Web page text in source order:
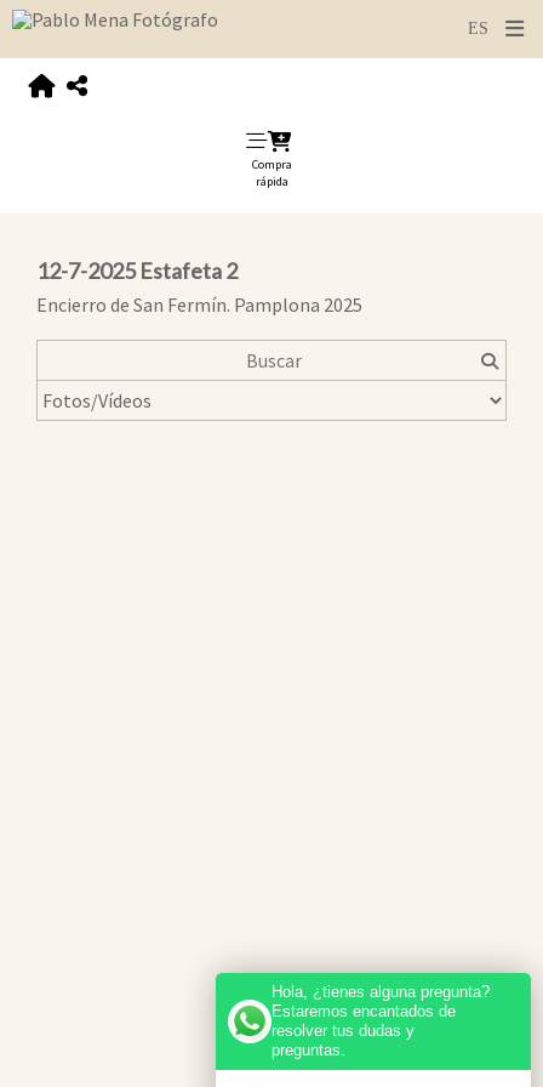
Compra
rápida
12-7-2025 Estafeta 2
Encierro de San Fermín. Pamplona 2025
Hola, ¿tienes alguna pregunta?
Estaremos encantados de
resolver tus dudas y
preguntas.